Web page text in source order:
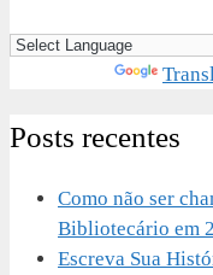
Posts recentes
Como não ser
Bibliotecário em
Escreva Sua